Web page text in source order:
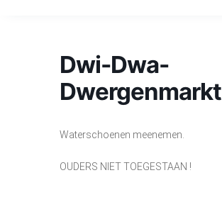
Dwi-Dwa-
Dwergenmarkt
Waterschoenen meenemen.
OUDERS NIET TOEGESTAAN !